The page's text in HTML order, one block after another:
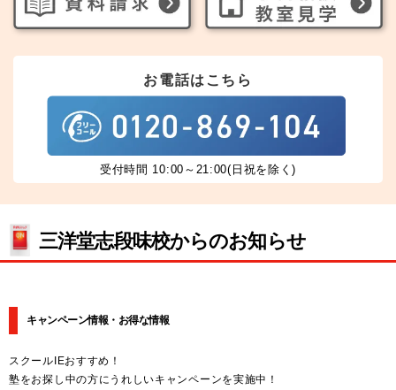
お電話はこちら
受付時間 10:00～21:00(日祝を除く)
三洋堂志段味校からのお知らせ
キャンペーン情報・お得な情報
スクールIEおすすめ！
塾をお探し中の方にうれしいキャンペーンを実施中！